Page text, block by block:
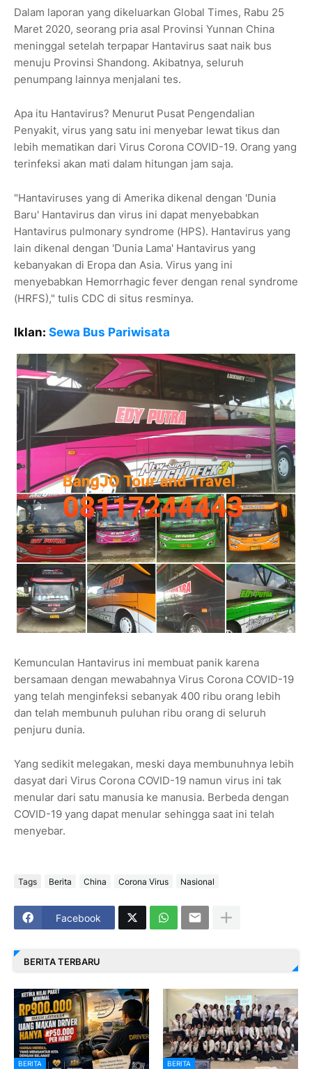
Dalam laporan yang dikeluarkan Global Times, Rabu 25
Maret 2020, seorang pria asal Provinsi Yunnan China
meninggal setelah terpapar Hantavirus saat naik bus
menuju Provinsi Shandong. Akibatnya, seluruh
penumpang lainnya menjalani tes.
Apa itu Hantavirus? Menurut Pusat Pengendalian
Penyakit, virus yang satu ini menyebar lewat tikus dan
lebih mematikan dari Virus Corona COVID-19. Orang yang
terinfeksi akan mati dalam hitungan jam saja.
"Hantaviruses yang di Amerika dikenal dengan 'Dunia
Baru' Hantavirus dan virus ini dapat menyebabkan
Hantavirus pulmonary syndrome (HPS). Hantavirus yang
lain dikenal dengan 'Dunia Lama' Hantavirus yang
kebanyakan di Eropa dan Asia. Virus yang ini
menyebabkan Hemorrhagic fever dengan renal syndrome
(HRFS)," tulis CDC di situs resminya.
Iklan: Sewa Bus Pariwisata
Kemunculan Hantavirus ini membuat panik karena
bersamaan dengan mewabahnya Virus Corona COVID-19
yang telah menginfeksi sebanyak 400 ribu orang lebih
dan telah membunuh puluhan ribu orang di seluruh
penjuru dunia.
Yang sedikit melegakan, meski daya membunuhnya lebih
dasyat dari Virus Corona COVID-19 namun virus ini tak
menular dari satu manusia ke manusia. Berbeda dengan
COVID-19 yang dapat menular sehingga saat ini telah
menyebar.
Tags Berita China Corona Virus Nasional
Facebook
BERITA TERBARU
BERITA BERITA